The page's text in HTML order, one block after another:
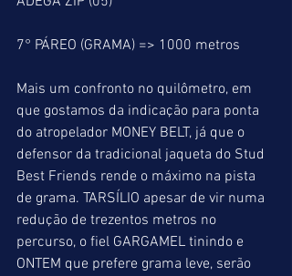
7° PÁREO (GRAMA) => 1000 metros
Mais um confronto no quilômetro, em
que gostamos da indicação para ponta
do atropelador MONEY BELT, já que o
defensor da tradicional jaqueta do Stud
Best Friends rende o máximo na pista
de grama. TARSÍLIO apesar de vir numa
redução de trezentos metros no
percurso, o fiel GARGAMEL tinindo e
ONTEM que prefere grama leve, serão